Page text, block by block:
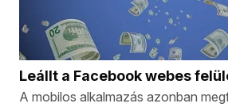
Leállt a Facebook webes
A mobilos alkalmazás azonban